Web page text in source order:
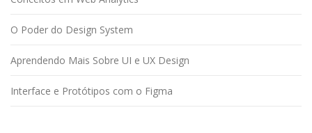
O Poder do Design System
Aprendendo Mais Sobre UI e UX Design
Interface e Protótipos com o Figma